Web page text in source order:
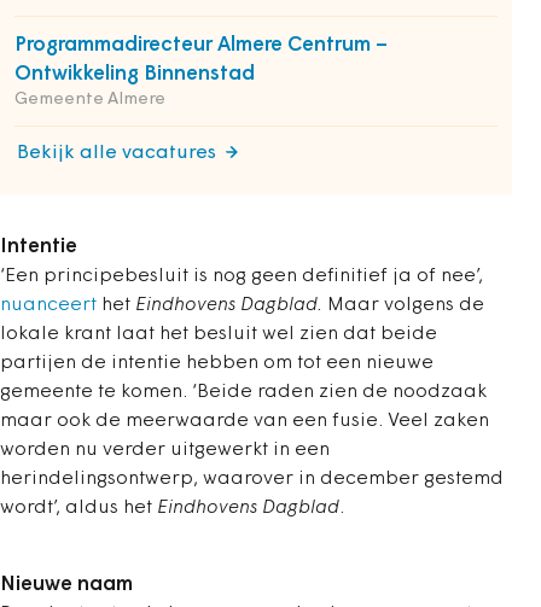
Programmadirecteur Almere Centrum –
Ontwikkeling Binnenstad
Gemeente Almere
Bekijk alle vacatures
Intentie
‘Een principebesluit is nog geen definitief ja of nee’,
nuanceert het Eindhovens Dagblad. Maar volgens de
lokale krant laat het besluit wel zien dat beide
partijen de intentie hebben om tot een nieuwe
gemeente te komen. ‘Beide raden zien de noodzaak
maar ook de meerwaarde van een fusie. Veel zaken
worden nu verder uitgewerkt in een
herindelingsontwerp, waarover in december gestemd
wordt’, aldus het Eindhovens Dagblad.
Nieuwe naam